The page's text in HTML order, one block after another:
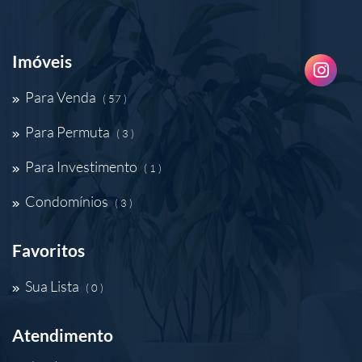
Imóveis
Para Venda ( 57 )
Para Permuta ( 3 )
Para Investimento ( 1 )
Condomínios ( 3 )
Favoritos
Sua Lista ( 0 )
Atendimento